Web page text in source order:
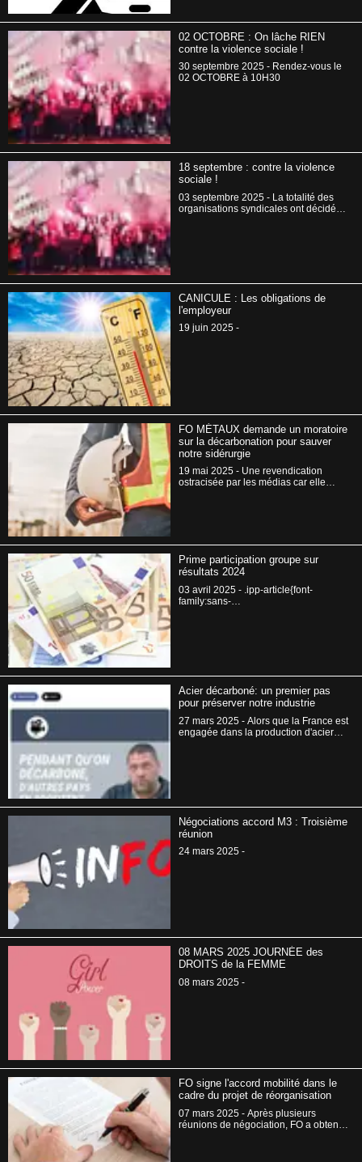
02 OCTOBRE : On lâche RIEN
contre la violence sociale !
30 septembre 2025 - Rendez-vous le
02 OCTOBRE à 10H30
18 septembre : contre la violence
sociale !
03 septembre 2025 - La totalité des
organisations syndicales ont décidé
CANICULE : Les obligations de
l'employeur
19 juin 2025 -
FO MÉTAUX demande un moratoire
sur la décarbonation pour sauver
notre sidérurgie
19 mai 2025 - Une revendication
ostracisée par les médias car elle
Prime participation groupe sur
résultats 2024
03 avril 2025 - .ipp-article{font-
family:sans-
Acier décarboné: un premier pas
pour préserver notre industrie
27 mars 2025 - Alors que la France est
engagée dans la production d'acier
stratégiques comme la nouvelle ligne
électrique vers Fos-sur-Mer se mettent
en place. Le point avec Sylvain Ibanez,
représentant syndical national FO
d'ArcelorMittal.
Négociations accord M3 : Troisième
réunion
24 mars 2025 -
08 MARS 2025 JOURNÉE des
DROITS de la FEMME
08 mars 2025 -
FO signe l'accord mobilité dans le
cadre du projet de réorganisation
07 mars 2025 - Après plusieurs
réunions de négociation, FO a obtenu